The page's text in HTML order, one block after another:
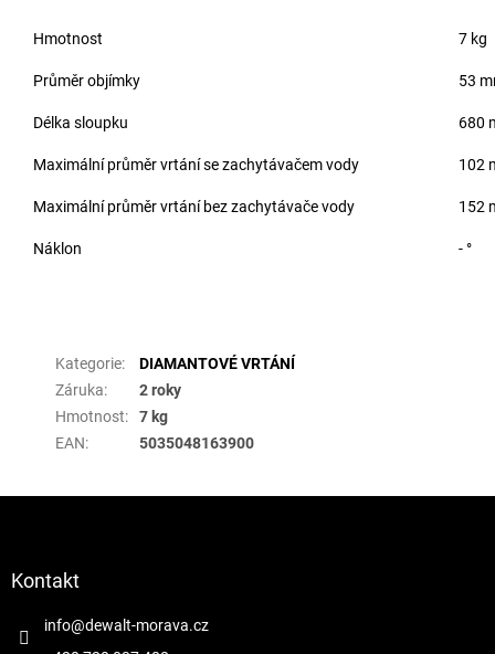
Hmotnost 7 kg
Průměr objímky 53
Délka sloupku 680
Maximální průměr vrtání se zachytávačem vody 102
Maximální průměr vrtání bez zachytávače vody 152
Náklon - °
Kategorie:
DIAMANTOVÉ VRTÁNÍ
Záruka:
2 roky
Hmotnost:
7 kg
EAN: 5035048163900
Kontakt
info@dewalt-morava.cz